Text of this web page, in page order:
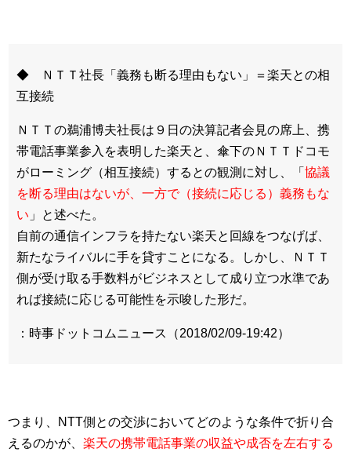
◆ ＮＴＴ社長「義務も断る理由もない」＝楽天との相
互接続
ＮＴＴの鵜浦博夫社長は９日の決算記者会見の席上、携
帯電話事業参入を表明した楽天と、傘下のＮＴＴドコモ
がローミング（相互接続）するとの観測に対し、「 協議
を断る理由はないが、一方で（接続に応じる）義務もな
い 」と述べた。
自前の通信インフラを持たない楽天と回線をつなげば、
新たなライバルに手を貸すことになる。しかし、ＮＴＴ
側が受け取る手数料がビジネスとして成り立つ水準であ
れば接続に応じる可能性を示唆した形だ。
：時事ドットコムニュース（2018/02/09-19:42）
つまり、NTT側との交渉においてどのような条件で折り合
えるのかが、 楽天の携帯電話事業の収益や成否を左右する